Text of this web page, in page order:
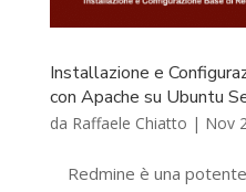
Installazione e
con Apache su Ubuntu
da Raffaele Chiatto | Nov
Redmine è una